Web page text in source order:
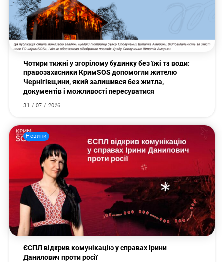
Чотири тижні у згорілому будинку без їжі та води:
правозахисники КримSOS допомогли жителю
Чернігівщини, який залишився без житла,
документів і можливості пересуватися
31 / 07 / 2026
Новини
ЄСПЛ відкрив комунікацію у справах Ірини
Данилович проти росії